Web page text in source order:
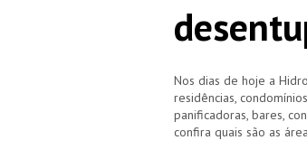
Nos dias de hoje a
residências,
panificadoras, bares,
confira quais são as